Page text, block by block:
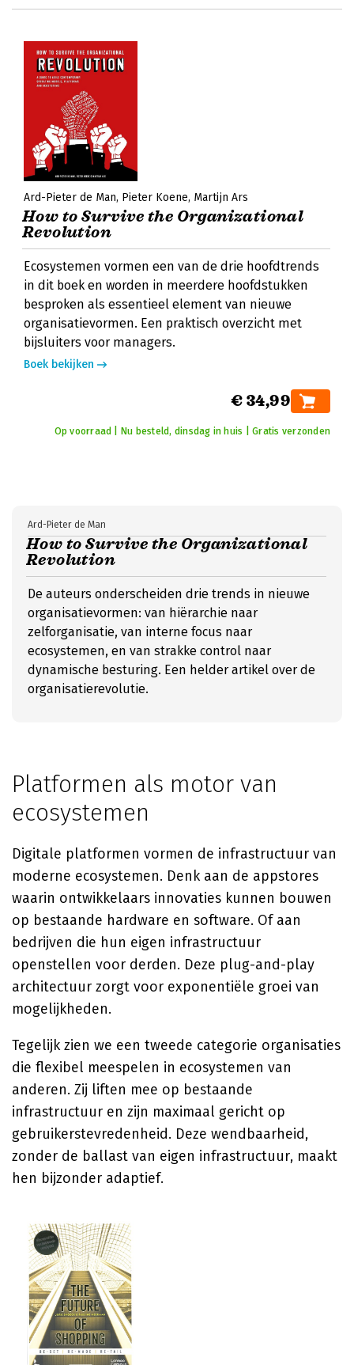
Ard-Pieter de Man Pieter Koene Martijn Ars
How to Survive the Organizational
Revolution
Ecosystemen vormen een van de drie hoofdtrends
in dit boek en worden in meerdere hoofdstukken
besproken als essentieel element van nieuwe
organisatievormen. Een praktisch overzicht met
bijsluiters voor managers.
Boek bekijken
€ 34,99
Op voorraad | Nu besteld, dinsdag in huis | Gratis verzonden
How to Survive the Organizational
Revolution
Ard-Pieter de Man
De auteurs onderscheiden drie trends in nieuwe
organisatievormen: van hiërarchie naar
zelforganisatie, van interne focus naar
ecosystemen, en van strakke control naar
dynamische besturing. Een helder artikel over de
organisatierevolutie.
Platformen als motor van
ecosystemen
Digitale platformen vormen de infrastructuur van
moderne ecosystemen. Denk aan de appstores
waarin ontwikkelaars innovaties kunnen bouwen
op bestaande hardware en software. Of aan
bedrijven die hun eigen infrastructuur
openstellen voor derden. Deze plug-and-play
architectuur zorgt voor exponentiële groei van
mogelijkheden.
Tegelijk zien we een tweede categorie organisaties
die flexibel meespelen in ecosystemen van
anderen. Zij liften mee op bestaande
infrastructuur en zijn maximaal gericht op
gebruikerstevredenheid. Deze wendbaarheid,
zonder de ballast van eigen infrastructuur, maakt
hen bijzonder adaptief.